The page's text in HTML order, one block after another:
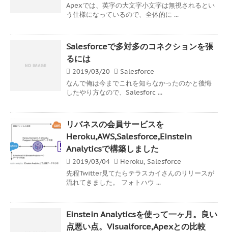
Apexでは、英字の大文字小文字は無視されるとい
う仕様になっているので、全体的に ...
Salesforceで多対多のコネクションを張
るには
2019/03/20
Salesforce
なんで俺は今までこれを知らなかったのかと後悔
したやり方なので、Salesforc ...
リバネスの会員サービスを
Heroku,AWS,Salesforce,Einstein
Analyticsで構築しました
2019/03/04 Heroku, Salesforce
先程Twitter見てたらテラスカイさんのリリースが
流れてきました。 フォトハウ ...
Einstein Analyticsを使って一ヶ月。良い
点悪い点。Visualforce,Apexとの比較